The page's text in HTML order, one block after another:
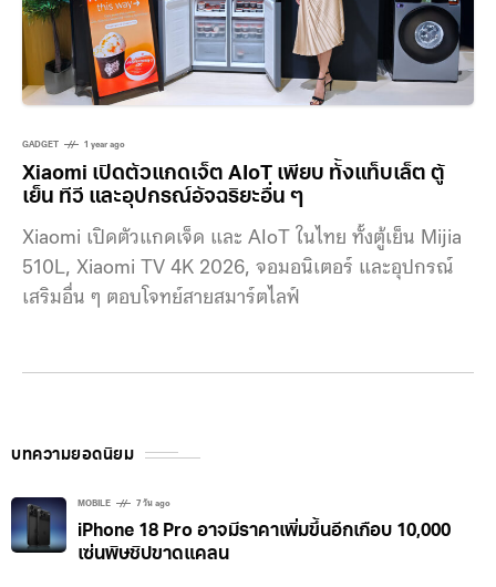
GADGET 1 year ago
Xiaomi เปิดตัวแกดเจ็ต AIoT เพียบ ทั้งแท็บเล็ต ตู้
เย็น ทีวี และอุปกรณ์อัจฉริยะอื่น ๆ
Xiaomi เปิดตัวแกดเจ็ด และ AIoT ในไทย ทั้งตู้เย็น Mijia
510L, Xiaomi TV 4K 2026, จอมอนิเตอร์ และอุปกรณ์
เสริมอื่น ๆ ตอบโจทย์สายสมาร์ตไลฟ์
บทความยอดนิยม
MOBILE 7 วัน ago
iPhone 18 Pro อาจมีราคาเพิ่มขึ้นอีกเกือบ 10,000
เซ่นพิษชิปขาดแคลน